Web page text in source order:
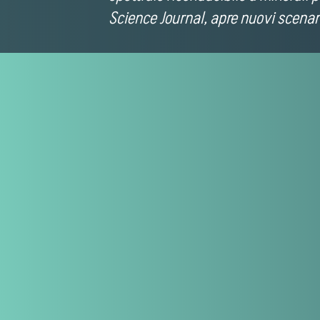
Science Journal, apre nuovi